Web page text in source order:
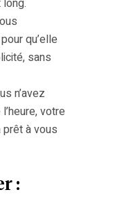
qu’elle
sans
n’avez
votre
à vous
: